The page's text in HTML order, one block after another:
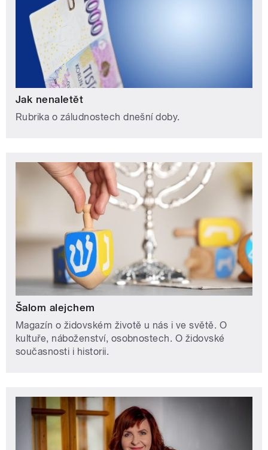
Jak nenaletět
Rubrika o záludnostech dnešní doby.
Šalom alejchem
Magazín o židovském životě u nás i ve světě. O
kultuře, náboženství, osobnostech. O židovské
současnosti i historii.